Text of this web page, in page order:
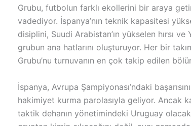
Grubu, futbolun farklı ekollerini bir araya
vadediyor. İspanya’nın teknik kapasitesi
disiplini, Suudi Arabistan’ın yükselen hırsı ve
grubun ana hatlarını oluşturuyor. Her bir
Grubu’nu turnuvanın en çok takip edilen
İspanya, Avrupa Şampiyonası’ndaki
hakimiyet kurma parolasıyla geliyor. Ancak
taktik dehanın yönetimindeki Uruguay